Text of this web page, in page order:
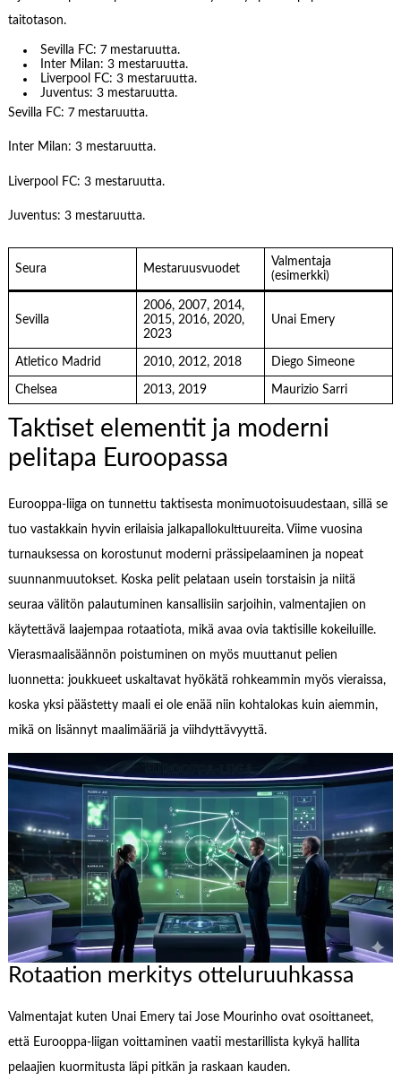
taitotason.
Sevilla FC: 7 mestaruutta.
Inter Milan: 3 mestaruutta.
Liverpool FC: 3 mestaruutta.
Juventus: 3 mestaruutta.
Sevilla FC: 7 mestaruutta.
Inter Milan: 3 mestaruutta.
Liverpool FC: 3 mestaruutta.
Juventus: 3 mestaruutta.
Seura Mestaruusvuodet
Valmentaja
(esimerkki)
Sevilla
2006, 2007, 2014,
2015, 2016, 2020,
2023
Unai Emery
Atletico Madrid 2010, 2012, 2018 Diego Simeone
Chelsea 2013, 2019 Maurizio Sarri
Taktiset elementit ja moderni
pelitapa Euroopassa
Eurooppa-liiga on tunnettu taktisesta monimuotoisuudestaan, sillä se
tuo vastakkain hyvin erilaisia jalkapallokulttuureita. Viime vuosina
turnauksessa on korostunut moderni prässipelaaminen ja nopeat
suunnanmuutokset. Koska pelit pelataan usein torstaisin ja niitä
seuraa välitön palautuminen kansallisiin sarjoihin, valmentajien on
käytettävä laajempaa rotaatiota, mikä avaa ovia taktisille kokeiluille.
Vierasmaalisäännön poistuminen on myös muuttanut pelien
luonnetta: joukkueet uskaltavat hyökätä rohkeammin myös vieraissa,
koska yksi päästetty maali ei ole enää niin kohtalokas kuin aiemmin,
mikä on lisännyt maalimääriä ja viihdyttävyyttä.
Rotaation merkitys otteluruuhkassa
Valmentajat kuten Unai Emery tai Jose Mourinho ovat osoittaneet,
että Eurooppa-liigan voittaminen vaatii mestarillista kykyä hallita
pelaajien kuormitusta läpi pitkän ja raskaan kauden.